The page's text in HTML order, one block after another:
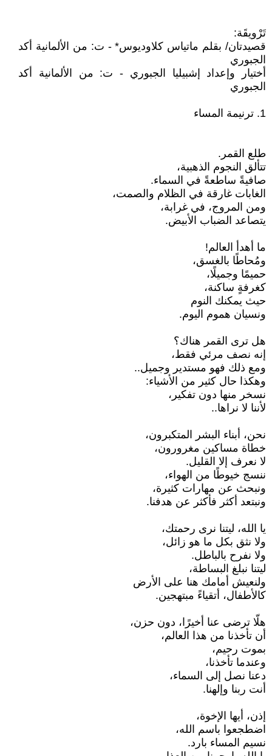
تَرْويقَة:
قصيدتان/ بقلم ماتياس كلاوديوس* - ت: من الألمانية أكد
الجبوري
أختيار وإعداد إشبيليا الجبوري - ت: من الألمانية أكد
الجبوري
1. ترنيمة المساء
طلع القمر.
تتألق النجوم الذهبية،
صافيةً ساطعةً في السماء.
الغابات غارقة في الظلام والصمت،
ومن المروج، في غرابة،
يتصاعد الضباب الأبيض.
ما أهدأ العالم!
ومُحاطًا بالغسق،
حميمًا وجميلًا،
كغرفةٍ ساكنة،
حيث يمكنك النوم
ونسيان هموم اليوم.
هل ترى القمر هناك؟
إنه نصف مرئي فقط،
ومع ذلك فهو مستدير وجميل..
وهكذا حال كثير من الأشياء:
نسخر منها دون تفكير،
لأننا لا نراها..
نحن، أبناء البشر المتكبرون،
خطاة مساكين مغرورون،
لا نعرف إلا القليل.
ننسج خيوطًا من الهواء،
ونبحث عن مهارات كثيرة،
ونبتعد أكثر فأكثر عن هدفنا.
يا الله، ليتنا نرى رحمتك،
ولا نثق بكل ما هو زائل،
ولا نفرح بالباطل.
ليتنا نبلغ البساطة،
ولنعيش أمامك هنا على الأرض
كالأطفال، أتقياءً مبتهجين.
هلّا ترضى عنا أخيرًا، دون حزن،
أن تأخذنا من هذا العالم،
بموت رحيم،
وعندما تأخذنا،
دعنا نصل إلى السماء،
أنت ربنا وإلهنا.
إذن، أيها الإخوة،
اضطجعوا باسم الله،
نسيم المساء بارد.